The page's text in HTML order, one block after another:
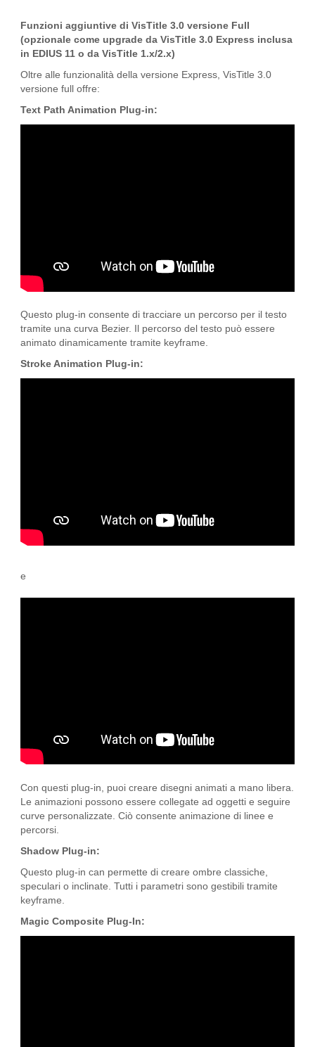
Funzioni aggiuntive di VisTitle 3.0 versione Full
(opzionale come upgrade da VisTitle 3.0 Express inclusa
in EDIUS 11 o da VisTitle 1.x/2.x)
Oltre alle funzionalità della versione Express, VisTitle 3.0
versione full offre:
Text Path Animation Plug-in:
Questo plug-in consente di tracciare un percorso per il testo
tramite una curva Bezier. Il percorso del testo può essere
animato dinamicamente tramite keyframe.
Stroke Animation Plug-in:
e
Con questi plug-in, puoi creare disegni animati a mano libera.
Le animazioni possono essere collegate ad oggetti e seguire
curve personalizzate. Ciò consente animazione di linee e
percorsi.
Shadow Plug-in:
Questo plug-in can permette di creare ombre classiche,
speculari o inclinate. Tutti i parametri sono gestibili tramite
keyframe.
Magic Composite Plug-In: